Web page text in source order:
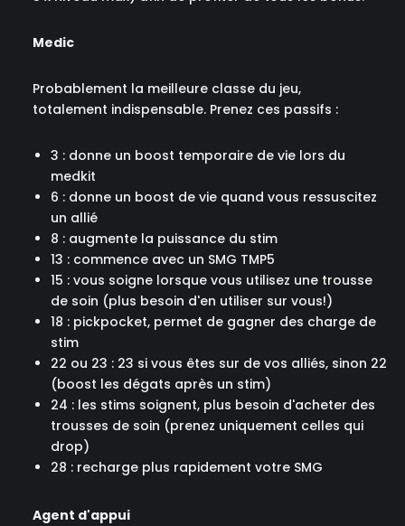
Medic
Probablement la meilleure classe du jeu,
totalement indispensable. Prenez ces passifs :
3 : donne un boost temporaire de vie lors du
medkit
6 : donne un boost de vie quand vous ressuscitez
un allié
8 : augmente la puissance du stim
13 : commence avec un SMG TMP5
15 : vous soigne lorsque vous utilisez une trousse
de soin (plus besoin d'en utiliser sur vous!)
18 : pickpocket, permet de gagner des charge de
stim
22 ou 23 : 23 si vous êtes sur de vos alliés, sinon 22
(boost les dégats après un stim)
24 : les stims soignent, plus besoin d'acheter des
trousses de soin (prenez uniquement celles qui
drop)
28 : recharge plus rapidement votre SMG
Agent d'appui